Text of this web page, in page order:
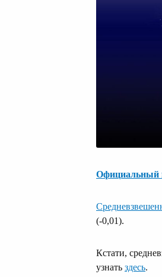
Официальный
(-0,01).
Кстати,
узнать здесь.